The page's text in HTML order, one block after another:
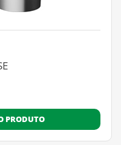
PRODUTO